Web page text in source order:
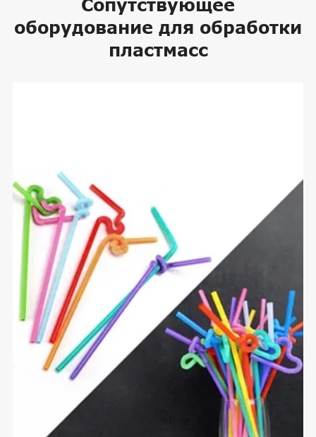
Сопутствующее
оборудование для обработки
пластмасс